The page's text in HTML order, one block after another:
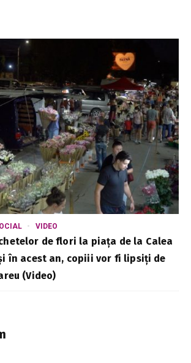
VIDEO
de flori la piața de la Calea
în acest an, copiii vor fi lipsiți de
(Video)